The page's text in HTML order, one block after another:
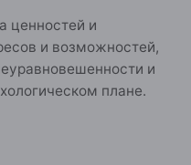
ценностей и
и возможностей,
и
плане.